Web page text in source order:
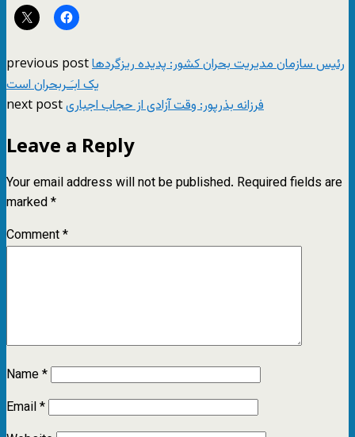
previous postرئیس سازمان مدیریت بحران کشور: پدیده ریزگردها
یک ابـَـربحران است
next postفرزانه بذرپور: وقت آزادی از حجاب اجباری
Leave a Reply
Your email address will not be published. Required fields are
marked*
Comment*
Name*
Email*